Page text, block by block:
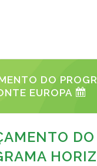
DO
EUROPA
DO